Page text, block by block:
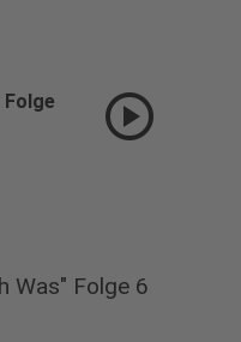
Folge
play_circle
Was" Folge 6